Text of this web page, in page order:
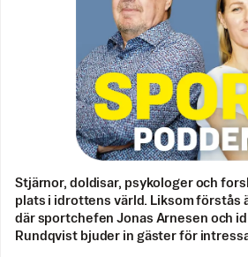
Stjärnor, doldisar, psykologer och
plats i idrottens värld. Liksom förstås
där sportchefen Jonas Arnesen och
Rundqvist bjuder in gäster för